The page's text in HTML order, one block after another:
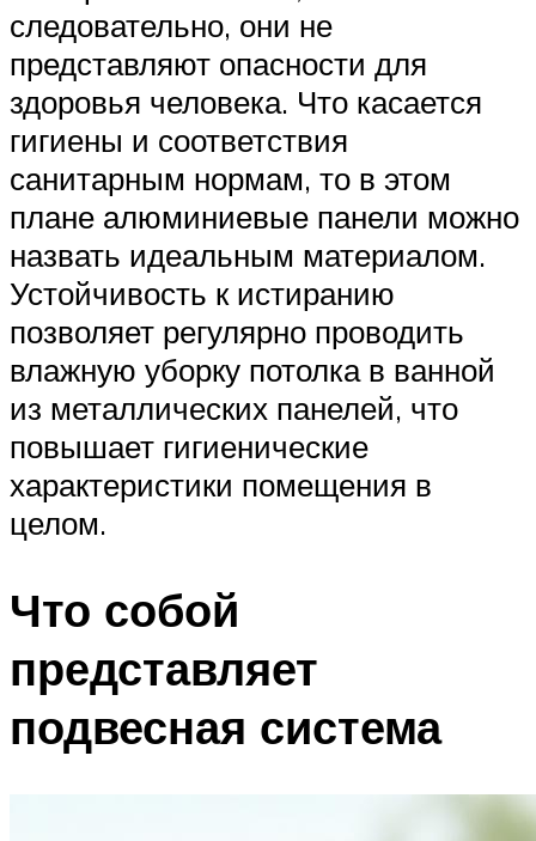
следовательно, они не
представляют опасности для
здоровья человека. Что касается
гигиены и соответствия
санитарным нормам, то в этом
плане алюминиевые панели можно
назвать идеальным материалом.
Устойчивость к истиранию
позволяет регулярно проводить
влажную уборку потолка в ванной
из металлических панелей, что
повышает гигиенические
характеристики помещения в
целом.
Что собой
представляет
подвесная система